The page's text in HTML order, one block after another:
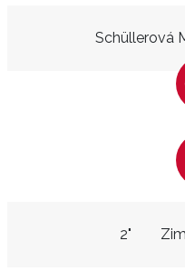
Schüllerová
2"